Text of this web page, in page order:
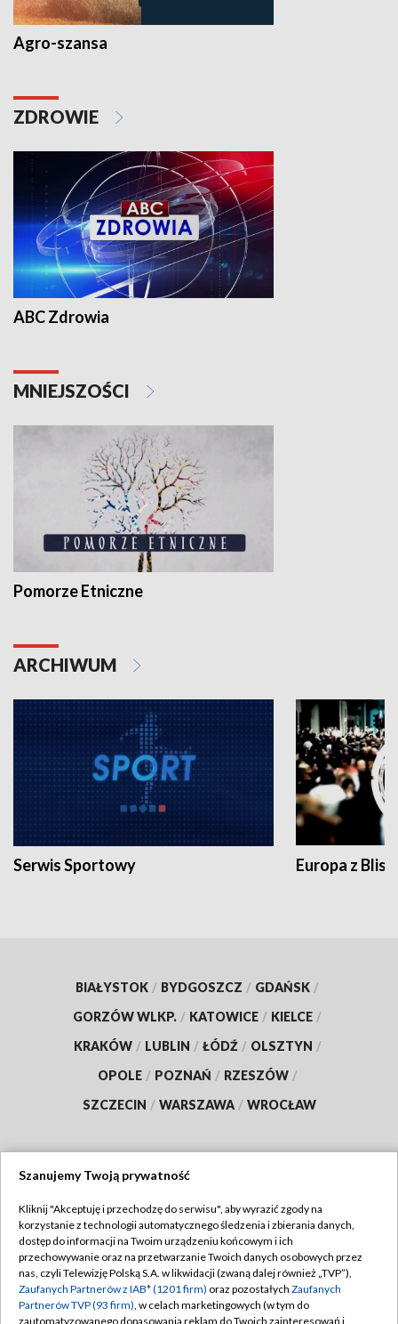
Agro-szansa
ZDROWIE
ABC Zdrowia
MNIEJSZOŚCI
Pomorze Etniczne
ARCHIWUM
Serwis Sportowy Europa z
BIAŁYSTOK / BYDGOSZCZ / GDAŃSK /
GORZÓW WLKP. / KATOWICE / KIELCE /
KRAKÓW / LUBLIN / ŁÓDŹ / OLSZTYN /
OPOLE / POZNAŃ / RZESZÓW /
SZCZECIN / WARSZAWA / WROCŁAW
TVP
Abonament TVP
Emisja w TVP
Centrum informacji TVP
Regulamin TVP
Polityka prywatności
Moje zgody
Szanujemy Twoją prywatność
Kliknij "Akceptuję i przechodzę do serwisu", aby wyrazić zgody na
korzystanie z technologii automatycznego śledzenia i zbierania danych,
dostęp do informacji na Twoim urządzeniu końcowym i ich
przechowywanie oraz na przetwarzanie Twoich danych osobowych przez
nas, czyli Telewizję Polską S.A. w likwidacji (zwaną dalej również „TVP”),
Zaufanych Partnerów z IAB* (1201 firm) oraz pozostałych Zaufanych
Partnerów TVP (93 firm), w celach marketingowych (w tym do
zautomatyzowanego dopasowania reklam do Twoich zainteresowań i